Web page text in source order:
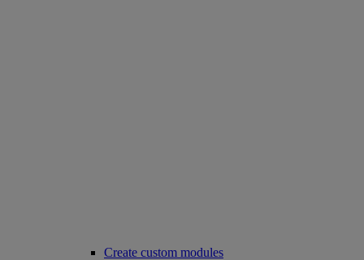
Create custom modules